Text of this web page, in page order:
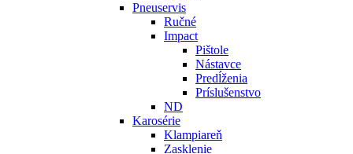
Pneuservis
Ručné
Impact
Pištole
Nástavce
Predĺženia
Príslušenstvo
ND
Karosérie
Klampiareň
Zasklenie